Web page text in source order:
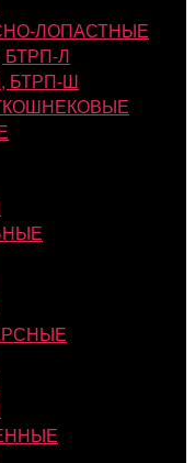
ЛОПАСТНЫЕ
БТРП-Л
БТРП-Ш